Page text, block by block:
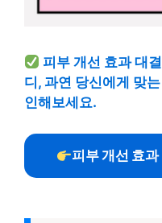
피부 개선 효과 대
디, 과연 당신에게 맞
인해보세요.
피부 개선 효